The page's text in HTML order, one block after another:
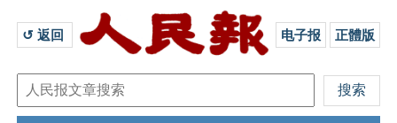
↺ 返回 电子报 正體版